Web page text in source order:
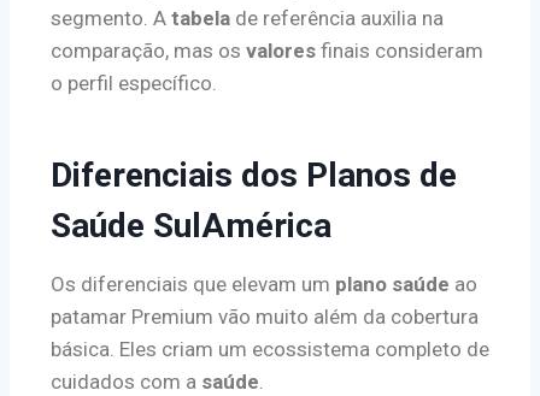
segmento. A tabela de referência auxilia na
comparação, mas os valores finais consideram
o perfil específico.
Diferenciais dos Planos de
Saúde SulAmérica
Os diferenciais que elevam um plano saúde ao
patamar Premium vão muito além da cobertura
básica. Eles criam um ecossistema completo de
cuidados com a saúde.